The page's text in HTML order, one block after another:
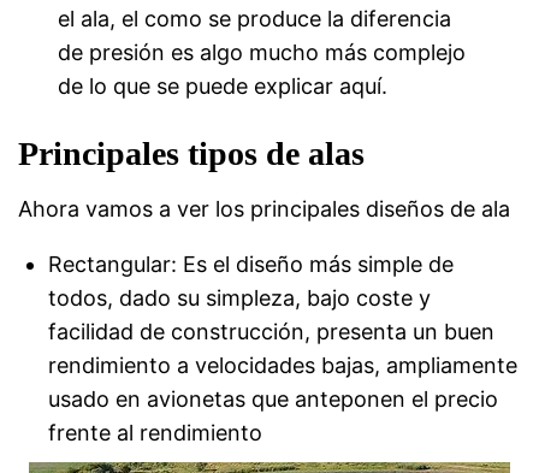
el ala, el como se produce la diferencia
de presión es algo mucho más complejo
de lo que se puede explicar aquí.
Principales tipos de alas
Ahora vamos a ver los principales diseños de ala
Rectangular: Es el diseño más simple de
todos, dado su simpleza, bajo coste y
facilidad de construcción, presenta un buen
rendimiento a velocidades bajas, ampliamente
usado en avionetas que anteponen el precio
frente al rendimiento